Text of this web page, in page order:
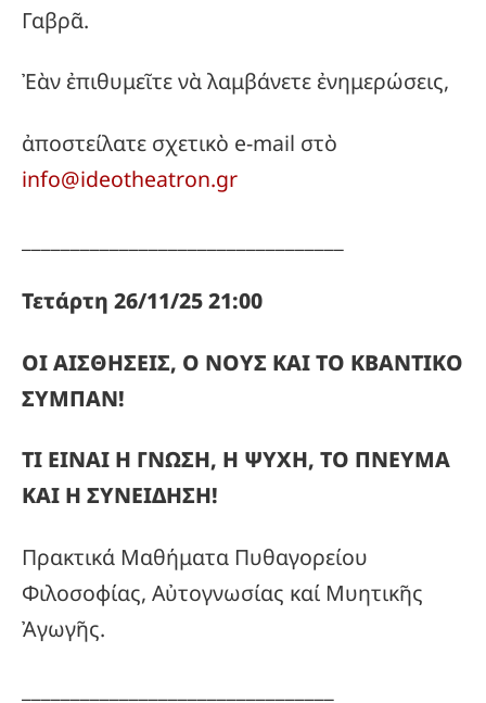
Γαβρᾶ.
Ἐὰν ἐπιθυμεῖτε νὰ λαμβάνετε ἐνημερώσεις,
ἀποστείλατε σχετικὸ e-mail στὸ
info@ideotheatron.gr
Τετάρτη 26/11/25 21:00
ΟΙ ΑΙΣΘΗΣΕΙΣ, Ο ΝΟΥΣ ΚΑΙ ΤΟ ΚΒΑΝΤΙΚΟ
ΣΥΜΠΑΝ!
ΤΙ ΕΙΝΑΙ Η ΓΝΩΣΗ, Η ΨΥΧΗ, ΤΟ ΠΝΕΥΜΑ
ΚΑΙ Η ΣΥΝΕΙΔΗΣΗ!
Πρακτικά Μαθήματα Πυθαγορείου
Φιλοσοφίας, Αὐτογνωσίας καί Μυητικῆς
Ἀγωγῆς.